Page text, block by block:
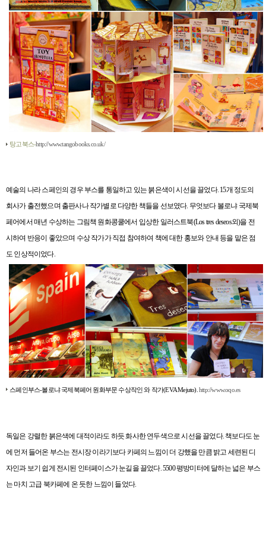
탕고북스-http://www.tangobooks.co.uk/
예술의 나라 스페인의 경우 부스를 통일하고 있는 붉은색이 시선을 끌었다. 15개 정도의
회사가 출전했으며 출판사나 작가별로 다양한 책들을 선보였다. 무엇보다 볼로냐 국제북
페어에서 매년 수상하는 그림책 원화콩쿨에서 입상한 일러스트북(Los tres deseos외)을 전
시하여 반응이 좋았으며 수상 작가가 직접 참여하여 책에 대한 홍보와 안내 등을 맡은 점
도 인상적이었다.
스페인부스-볼로냐 국제북페어 원화부문 수상작인 와 작가(EVA Mejuto).http://www.oqo.es
독일은 강렬한 붉은색에 대적이라도 하듯 화사한 연두색으로 시선을 끌었다.책보다도 눈
에 먼저 들어온 부스는 전시장 이라기보다 카페의 느낌이 더 강했을 만큼 밝고 세련된 디
자인과 보기 쉽게 전시된 인터페이스가 눈길을 끌었다. 5500평방미터에 달하는 넓은 부스
는 마치 고급 북카페에 온 듯한 느낌이 들었다.